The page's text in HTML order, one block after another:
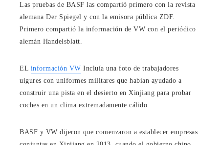
Las pruebas de BASF las compartió primero con la revista
alemana Der Spiegel y con la emisora ​​pública ZDF.
Primero compartió la información de VW con el periódico
alemán Handelsblatt.
EL información VW Incluía una foto de trabajadores
uigures con uniformes militares que habían ayudado a
construir una pista en el desierto en Xinjiang para probar
coches en un clima extremadamente cálido.
BASF y VW dijeron que comenzaron a establecer empresas